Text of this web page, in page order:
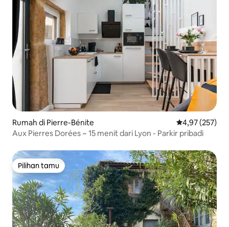
Rumah di Pierre-Bénite Nilai rata-rata
4,97 (257)
Aux Pierres Dorées ~ 15 menit dari Lyon - Parkir pribadi
Pilihan tamu
Pilihan tamu